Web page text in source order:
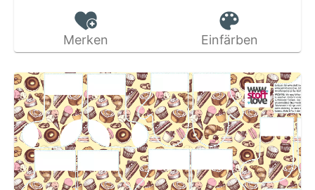
Merken Einfärben